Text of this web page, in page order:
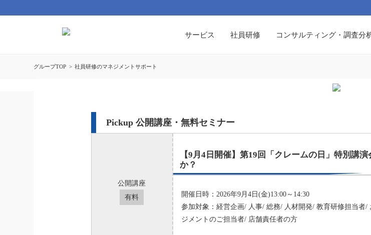
サービス 社員研修 コンサルティング・調査分
グループTOP 社員研修のマネジメントサポート
Pickup 公開講座・無料セミナー
公開講座
有料
【9月4日開催】第19回「クレームの日」特別講
か？
開催日時：2026年9月4日(金)13:00～14:30
参加対象：経営企画/ 人事/ 総務/ 人材開発/ 教育研修担当者
ジメントのご担当者/ 店舗責任者の方